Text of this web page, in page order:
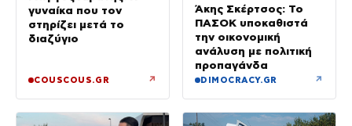
γυναίκα που τον
στηρίζει μετά το
διαζύγιο
COUSCOUS.GR ↗
Άκης Σκέρτσος: Το
ΠΑΣΟΚ υποκαθιστά
την οικονομική
ανάλυση με πολιτική
προπαγάνδα
DIMOCRACY.GR ↗